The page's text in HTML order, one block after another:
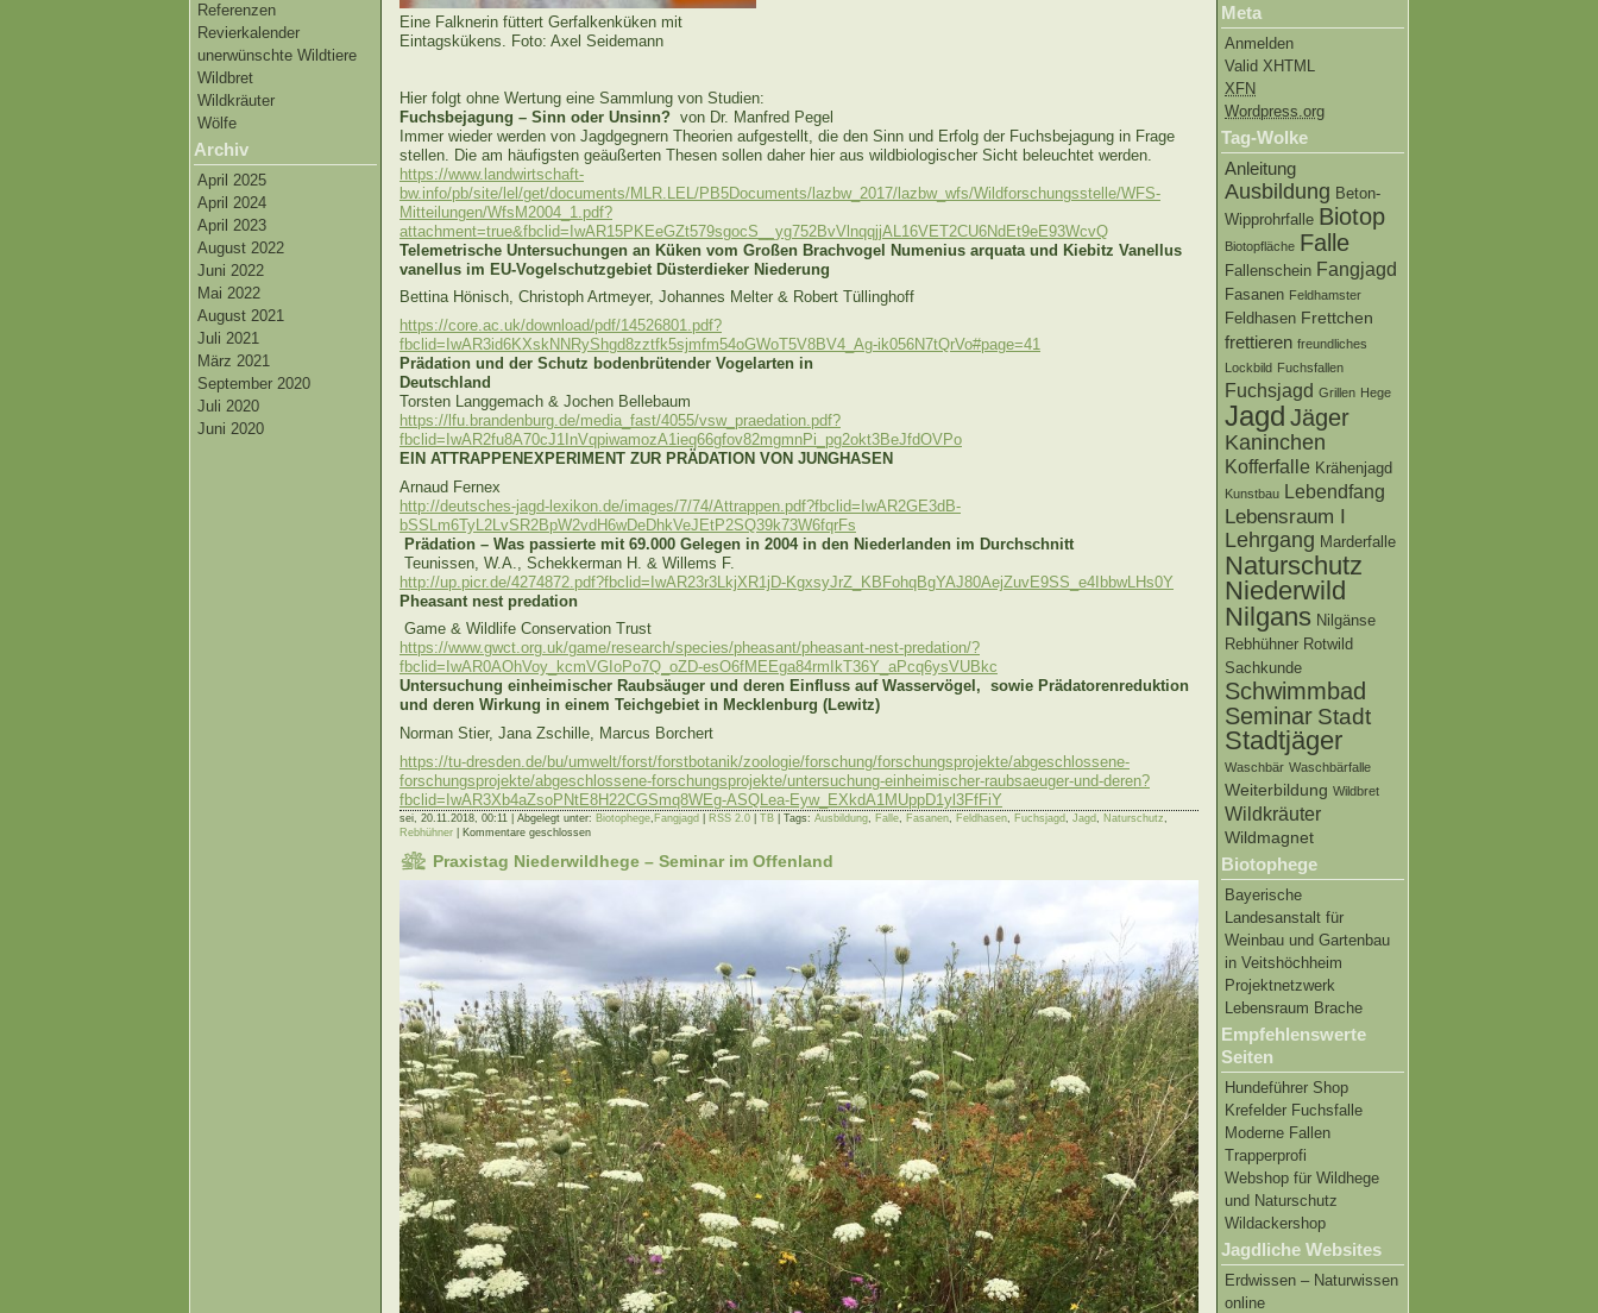
Referenzen
Revierkalender
unerwünschte Wildtiere
Wildbret
Wildkräuter
Wölfe
Archiv
April 2025
April 2024
April 2023
August 2022
Juni 2022
Mai 2022
August 2021
Juli 2021
März 2021
September 2020
Juli 2020
Juni 2020
Meta
Anmelden
Valid XHTML
XFN
Wordpress.org
Tag-Wolke
Anleitung
Ausbildung Beton-
Wipprohrfalle Biotop
Biotopfläche Falle
Fallenschein Fangjagd
Fasanen Feldhamster
Feldhasen Frettchen
frettieren freundliches
Lockbild Fuchsfallen
Fuchsjagd Grillen Hege
Jagd Jäger
Kaninchen
Kofferfalle Krähenjagd
Kunstbau Lebendfang
Lebensraum I
Lehrgang Marderfalle
Naturschutz
Niederwild
Nilgans Nilgänse
Rebhühner Rotwild
Sachkunde
Schwimmbad
Seminar Stadt
Stadtjäger
Waschbär Waschbärfalle
Weiterbildung Wildbret
Wildkräuter
Wildmagnet
Biotophege
Bayerische
Landesanstalt für
Weinbau und Gartenbau
in Veitshöchheim
Projektnetzwerk
Lebensraum Brache
Empfehlenswerte
Seiten
Hundeführer Shop
Krefelder Fuchsfalle
Moderne Fallen
Trapperprofi
Webshop für Wildhege
und Naturschutz
Wildackershop
Jagdliche Websites
Erdwissen – Naturwissen
online
Eine Falknerin füttert Gerfalkenküken mit
Eintagskükens. Foto: Axel Seidemann
Hier folgt ohne Wertung eine Sammlung von Studien:
Fuchsbejagung – Sinn oder Unsinn? von Dr. Manfred Pegel
Immer wieder werden von Jagdgegnern Theorien aufgestellt, die den Sinn und Erfolg der Fuchsbejagung in Frage
stellen. Die am häufigsten geäußerten Thesen sollen daher hier aus wildbiologischer Sicht beleuchtet werden.
https://www.landwirtschaft-
bw.info/pb/site/lel/get/documents/MLR.LEL/PB5Documents/lazbw_2017/lazbw_wfs/Wildforschungsstelle/WFS-
Mitteilungen/WfsM2004_1.pdf?
attachment=true&fbclid=IwAR15PKEeGZt579sgocS__yg752BvVlnqqjjAL16VET2CU6NdEt9eE93WcvQ
Telemetrische Untersuchungen an Küken vom Großen Brachvogel Numenius arquata und Kiebitz Vanellus
vanellus im EU-Vogelschutzgebiet Düsterdieker Niederung
Bettina Hönisch, Christoph Artmeyer, Johannes Melter & Robert Tüllinghoff
https://core.ac.uk/download/pdf/14526801.pdf?
fbclid=IwAR3id6KXskNNRyShgd8zztfk5sjmfm54oGWoT5V8BV4_Ag-ik056N7tQrVo#page=41
Prädation und der Schutz bodenbrütender Vogelarten in
Deutschland
Torsten Langgemach & Jochen Bellebaum
https://lfu.brandenburg.de/media_fast/4055/vsw_praedation.pdf?
fbclid=IwAR2fu8A70cJ1InVqpiwamozA1ieq66gfov82mgmnPi_pg2okt3BeJfdOVPo
EIN ATTRAPPENEXPERIMENT ZUR PRÄDATION VON JUNGHASEN
Arnaud Fernex
http://deutsches-jagd-lexikon.de/images/7/74/Attrappen.pdf?fbclid=IwAR2GE3dB-
bSSLm6TyL2LvSR2BpW2vdH6wDeDhkVeJEtP2SQ39k73W6fqrFs
Prädation – Was passierte mit 69.000 Gelegen in 2004 in den Niederlanden im Durchschnitt
Teunissen, W.A., Schekkerman H. & Willems F.
http://up.picr.de/4274872.pdf?fbclid=IwAR23r3LkjXR1jD-KgxsyJrZ_KBFohqBgYAJ80AejZuvE9SS_e4IbbwLHs0Y
Pheasant nest predation
Game & Wildlife Conservation Trust
https://www.gwct.org.uk/game/research/species/pheasant/pheasant-nest-predation/?
fbclid=IwAR0AOhVoy_kcmVGIoPo7Q_oZD-esO6fMEEga84rmIkT36Y_aPcq6ysVUBkc
Untersuchung einheimischer Raubsäuger und deren Einfluss auf Wasservögel, sowie Prädatorenreduktion
und deren Wirkung in einem Teichgebiet in Mecklenburg (Lewitz)
Norman Stier, Jana Zschille, Marcus Borchert
https://tu-dresden.de/bu/umwelt/forst/forstbotanik/zoologie/forschung/forschungsprojekte/abgeschlossene-
forschungsprojekte/abgeschlossene-forschungsprojekte/untersuchung-einheimischer-raubsaeuger-und-deren?
fbclid=IwAR3Xb4aZsoPNtE8H22CGSmq8WEg-ASQLea-Eyw_EXkdA1MUppD1yl3FfFiY
sei, 20.11.2018, 00:11 | Abgelegt unter: Biotophege Fangjagd RSS 2.0 TB | Tags: Ausbildung Falle Fasanen Feldhasen Fuchsjagd Jagd Naturschutz
Rebhühner
Kommentare geschlossen
Praxistag Niederwildhege – Seminar im Offenland